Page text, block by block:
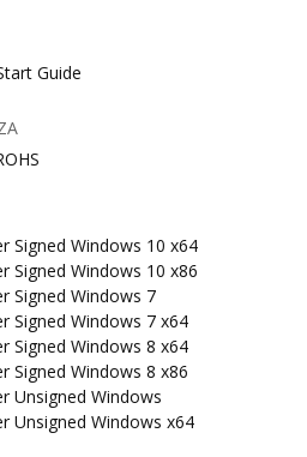
Guide
Signed Windows 10 x64
Signed Windows 10 x86
Signed Windows 7
Signed Windows 7 x64
Signed Windows 8 x64
Signed Windows 8 x86
Unsigned Windows
Unsigned Windows x64